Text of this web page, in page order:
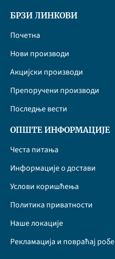
БРЗИ ЛИНКОВИ
Почетна
Нови производи
Акцијски производи
Препоручени производи
Последње вести
ОПШТЕ ИНФОРМАЦИЈЕ
Честа питања
Информације о достави
Услови коришћења
Политика приватности
Наше локације
Рекламација и повраћај робе